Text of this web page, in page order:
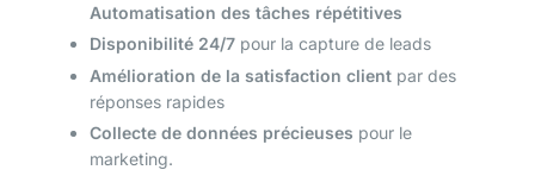
Automatisation des tâches répétitives
Disponibilité 24/7 pour la capture de leads
Amélioration de la satisfaction client par des
réponses rapides
Collecte de données précieuses pour le
marketing.